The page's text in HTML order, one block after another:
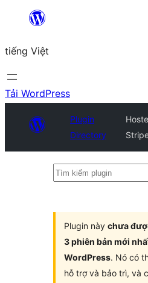
Chuyển
phần
nội
dung
tiếng Việt
Tải WordPress
Plugin
Directory
Tìm
Plugin này chưa
3 phiên bản mới
WordPress. Nó có
hỗ trợ và bảo trì, và